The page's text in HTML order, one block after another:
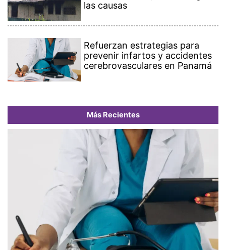
las causas
Refuerzan estrategias para
prevenir infartos y accidentes
cerebrovasculares en Panamá
Más Recientes